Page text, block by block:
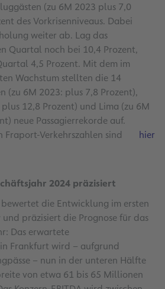
(zu 6M 2023 plus 7,0
des Vorkrisenniveaus. Dabei
weiter ab. Lag das
Quartal noch bei 10,4 Prozent,
4,5 Prozent. Mit dem im
Wachstum stellten die 14
(zu 6M 2023: plus 7,8 Prozent),
12,8 Prozent) und Lima (zu 6M
neue Passagierrekorde auf.
Fraport-Verkehrszahlen sind
hier
2024 präzisiert
die Entwicklung im ersten
präzisiert die Prognose für das
Das erwartete
Frankfurt wird – aufgrund
– nun in der unteren Hälfte
von etwa 61 bis 65 Millionen